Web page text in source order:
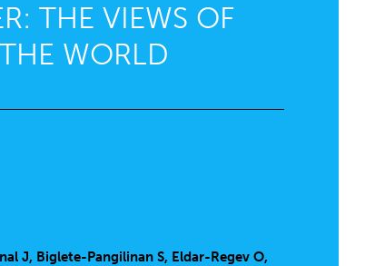
THE VIEWS OF
WORLD
J, Biglete-Pangilinan S, Eldar-Regev O,